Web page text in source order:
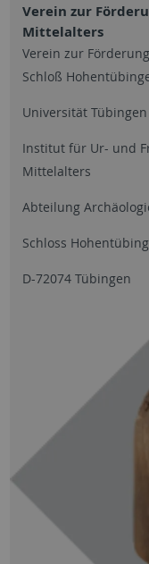
Verein zur
Mittelalters
Verein zur
Schloß
Universität Tübingen
Institut für Ur- und
Mittelalters
Abteilung
Schloss
D-72074 Tübingen